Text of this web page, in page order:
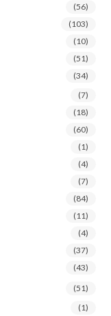
(56)
(103)
(10)
(51)
(34)
(7)
(18)
(60)
(1)
(4)
(7)
(84)
(11)
(4)
(37)
(43)
(51)
(1)